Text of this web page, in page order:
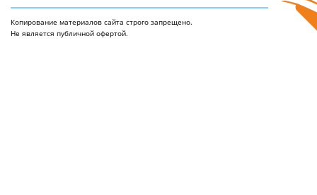
Копирование материалов сайта строго запрещено.
Не является публичной офертой.